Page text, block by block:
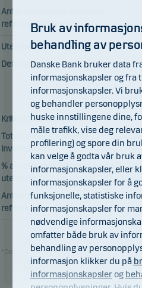
Antall utelukkede selskaper i
referanseindeksen:
Utelukkelseskategori:
Definisjon:
Kriterier/Terskelverdi:
Totalt antall utelukkede
investeringer:
% av referanseindeksen som er
utelukket:
Antall utelukkede selskaper i
referanseindeksen:
0
*Del av bærekraftsstandarder
Bruk av
behandling av
Danske Bank bruker data
informasjonskapsler og fra
informasjonskapsler. Vi
og behandler
huske innstillingene dine,
måle trafikk, vise deg
profilering) og spore din
kan velge å godta vår bruk
informasjonskapsler, eller
informasjonskapsler for å
funksjonelle, statistiske
informasjonskapsler for
nødvendige
omfatter både bruk av
behandling av
informasjon klikker du på
informasjonskapslerog